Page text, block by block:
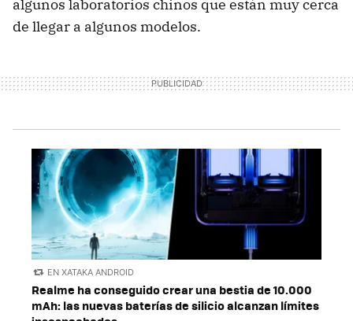
algunos laboratorios chinos que están muy cerca
de llegar a algunos modelos.
EN XATAKA ANDROID
Realme ha conseguido crear una bestia de 10.000
mAh: las nuevas baterías de silicio alcanzan límites